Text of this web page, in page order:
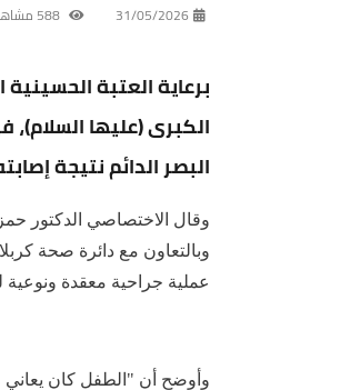
31/05/2026
‏برعاية العتبة
الكبرى (عليها
البصر الدائم نتيجة
‏وقال الاختصاصي الدكتور
وبالتعاون مع دائرة صحة
عملية جراحية معقدة ونوعية
‏وأوضح أن "الطفل كان يعاني